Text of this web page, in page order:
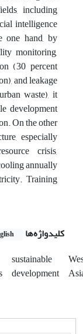
including
intelligence
one hand, by
monitoring,
(30 percent
and leakage
waste), it
development
On the other
especially
crisis,
annually
Training
کلیدواژه‌ها
sustainable
development